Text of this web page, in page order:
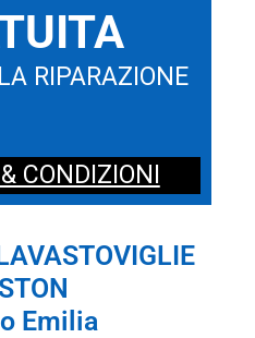
RIPARAZIONE
CONDIZIONI
Emilia